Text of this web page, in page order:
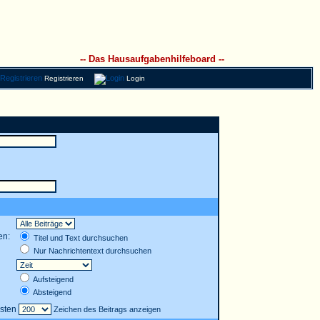
-- Das Hausaufgabenhilfeboard --
Registrieren Login
Titel und Text durchsuchen
Nur Nachrichtentext durchsuchen
Aufsteigend
Absteigend
Zeichen des Beitrags anzeigen